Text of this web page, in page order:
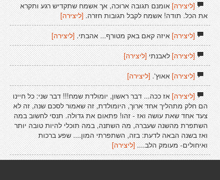
[ליצירה]אומנם תגובה ארוכה, אך אשמח שתקדיש רגע ותקרא
את הכל. תודה! אשמח לקבל תגובות חזרה. [ליצירה]
[ליצירה]איזה קאם באק מטורף... אהבתי. [ליצירה]
[ליצירה]לאבנתי [ליצירה]
[ליצירה]אאוץ'. [ליצירה]
[ליצירה]אז ככה... דבר ראשון, יומולדת שמח!!! דבר שני: כל חיינו
הם חלק מתהליך אחד ארוך, היומולדת, זה שאמור לסכם שנה, זה לא
צעד אחד שאת עושה ואז - זהו! פתאום את גדולה. תנסי לחשוב במה
השתפרת מהשנה שעברה, מה השתנה, במה תוכלי להיות טובה יותר
ואז בשנה הבאה לדעת: בזה, השתפרתי המון.... שפע ברכות
ואיחולים- מעומק הלב.... [ליצירה]